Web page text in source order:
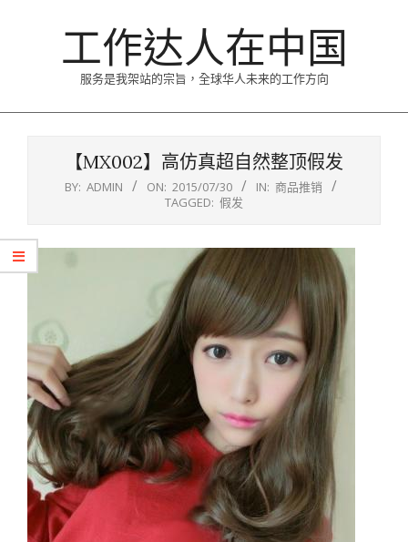
工作达人在中国
服务是我架站的宗旨，全球华人未来的工作方向
【MX002】高仿真超自然整顶假发
BY: ADMIN ON: 2015/07/30 IN: 商品推销
TAGGED: 假发